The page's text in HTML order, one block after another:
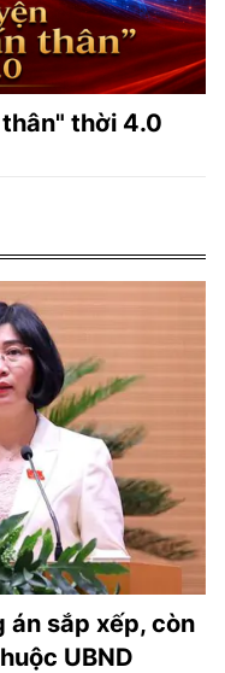
thời 4.0
án sắp xếp, còn
UBND